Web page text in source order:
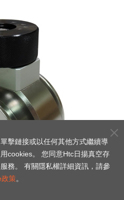
擊鏈接或以任何其他方式繼續導
cookies。 您同意Htc日揚真空存
務。 有關隱私權詳細資訊，請參
策。